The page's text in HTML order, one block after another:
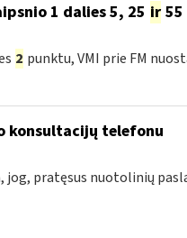
1 dalies 5, 25 ir55
2 punktu, VMI prie FM
konsultacijų telefonu
jog, pratęsus nuotolinių